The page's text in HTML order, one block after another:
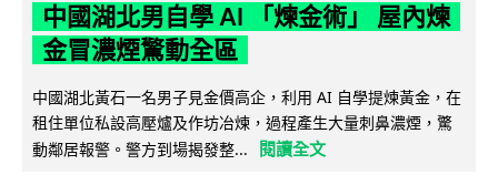
中國湖北男自學 AI 「煉金術」 屋內煉
金冒濃煙驚動全區
中國湖北黃石一名男子見金價高企，利用 AI 自學提煉黃金，在
租住單位私設高壓爐及作坊冶煉，過程產生大量刺鼻濃煙，驚
動鄰居報警。警方到場揭發整...
閱讀全文